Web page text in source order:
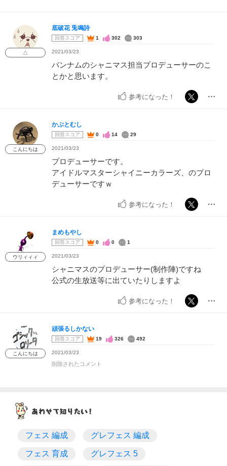
△
底破花 兎鳴詩
回答スコア 1 302 303
2021/03/23
バンナムのシャニマス担当プロデューサーのこ
とかと思います。
参考になった！
こんにちは
かぶとむし
回答スコア 0 14 29
2021/03/23
プロデューサーです。
アイドルマスターシャイニーカラーズ、のプロ
デューサーですｗ
参考になった！
ウリィィィ
まめもやし
回答スコア 0 0 1
2021/03/23
シャニマスのプロデューサー(制作陣)ですね
公式の生放送等に出ていたりしますよ
参考になった！
こんにちは
頑張るしかない
回答スコア 19 326 492
2021/03/23
削除されたコメント
フェス 編成 グレフェス 編成
フェス 育成 グレフェス 5